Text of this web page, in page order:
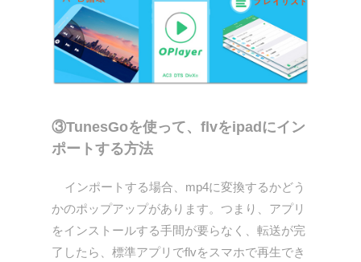
③TunesGoを使って、flvをipadにイン
ポートする方法
インポートする場合、mp4に変換するかどう
かのポップアップがあります。つまり、アプリ
をインストールする手間が要らなく、転送が完
了したら、標準アプリでflvをスマホで再生でき